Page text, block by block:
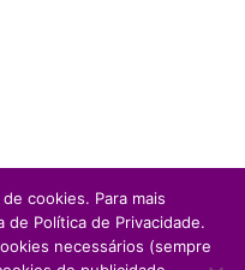
cookies. Para mais
de Política de Privacidade.
necessários (sempre